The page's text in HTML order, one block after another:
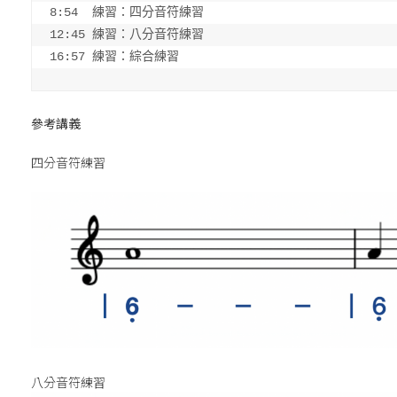
8:54  練習：四分音符練習
16:57 練習：綜合練習
參考講義
四分音符練習
八分音符練習